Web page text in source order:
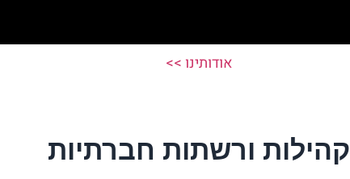
אודותינו >>
קהילות ורשתות חברתיות